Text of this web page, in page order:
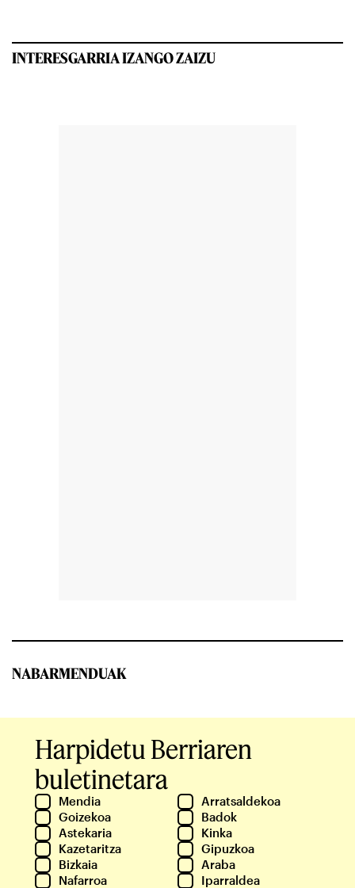
INTERESGARRIA IZANGO ZAIZU
NABARMENDUAK
Harpidetu Berriaren
buletinetara
Mendia
Arratsaldekoa
Goizekoa
Badok
Astekaria
Kinka
Kazetaritza
Gipuzkoa
Bizkaia
Araba
Nafarroa
Iparraldea